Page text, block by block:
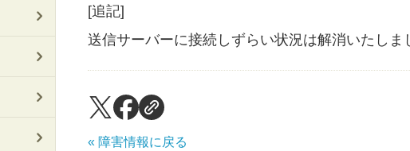
[追記]
送信サーバーに接続しずらい状況は解消いたしま
« 障害情報に戻る